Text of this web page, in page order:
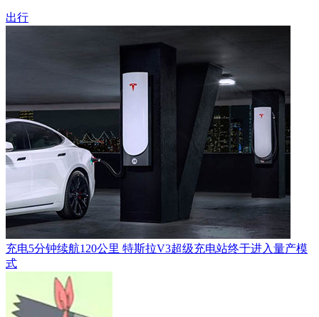
出行
充电5分钟续航120公里 特斯拉V3超级充电站终于进入量产模
式